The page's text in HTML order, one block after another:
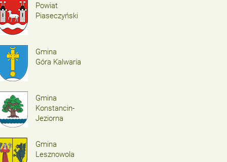
Powiat
Piaseczyński
Gmina
Góra Kalwaria
Gmina
Konstancin-
Jeziorna
Gmina
Lesznowola